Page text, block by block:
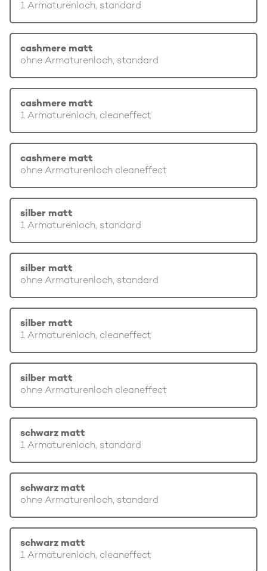
1 Armaturenloch, standard
cashmere matt
ohne Armaturenloch, standard
cashmere matt
1 Armaturenloch, cleaneffect
cashmere matt
ohne Armaturenloch cleaneffect
silber matt
1 Armaturenloch, standard
silber matt
ohne Armaturenloch, standard
silber matt
1 Armaturenloch, cleaneffect
silber matt
ohne Armaturenloch cleaneffect
schwarz matt
1 Armaturenloch, standard
schwarz matt
ohne Armaturenloch, standard
schwarz matt
1 Armaturenloch, cleaneffect